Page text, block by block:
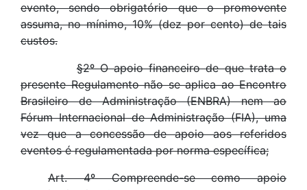
evento, sendo obrigatório que o promovente
assuma, no mínimo, 10% (dez por cento) de tais
custos.
§2º O apoio financeiro de que trata o
presente Regulamento não se aplica ao Encontro
Brasileiro de Administração (ENBRA) nem ao
Fórum Internacional de Administração (FIA), uma
vez que a concessão de apoio aos referidos
eventos é regulamentada por norma específica;
Art. 4º Compreende-se como apoio